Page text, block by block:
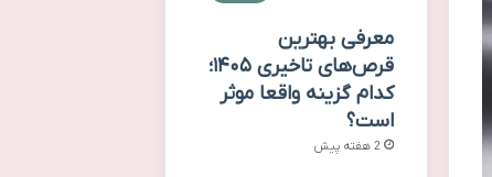
معرفی بهترین
قرص‌های تاخیری ۱۴۰۵؛
کدام گزینه واقعا موثر
است؟
2 هفته پیش